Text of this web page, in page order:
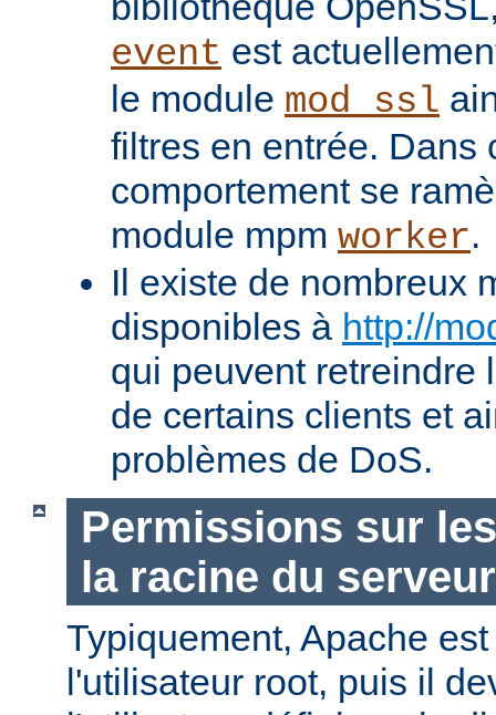
event est
le module mod_ssl
filtres en entrée. Dans
comportement se
module mpm worker.
Il existe de nombreux
disponibles à http://
qui peuvent retreindre
de certains clients et
problèmes de DoS.
Permissions sur
la racine du serveur
Typiquement, Apache
l'utilisateur root, puis il